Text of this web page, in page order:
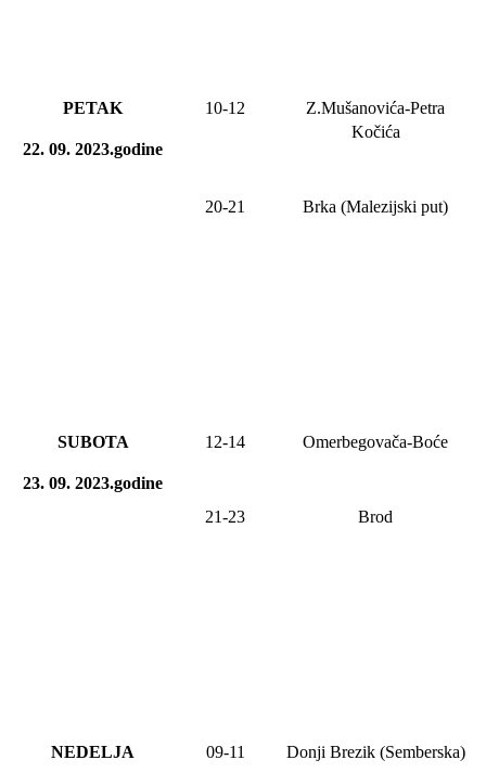
PETAK
22. 09. 2023.godine
10-12
Z.Mušanovića-Petra
Kočića
20-21 Brka (Malezijski put)
SUBOTA
23. 09. 2023.godine
12-14 Omerbegovača-Boće
21-23 Brod
NEDELJA 09-11 Donji Brezik (Semberska)